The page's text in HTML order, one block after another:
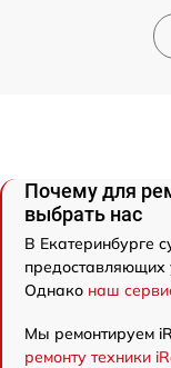
Почему для
выбрать нас
В Екатеринбурге
предоставляющих
Однако наш
Мы ремонтируем
ремонту техники